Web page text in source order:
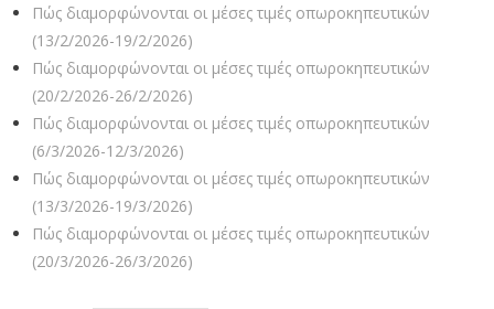
Πώς διαμορφώνονται οι μέσες τιμές οπωροκηπευτικών
(13/2/2026-19/2/2026)
Πώς διαμορφώνονται οι μέσες τιμές οπωροκηπευτικών
(20/2/2026-26/2/2026)
Πώς διαμορφώνονται οι μέσες τιμές οπωροκηπευτικών
(6/3/2026-12/3/2026)
Πώς διαμορφώνονται οι μέσες τιμές οπωροκηπευτικών
(13/3/2026-19/3/2026)
Πώς διαμορφώνονται οι μέσες τιμές οπωροκηπευτικών
(20/3/2026-26/3/2026)